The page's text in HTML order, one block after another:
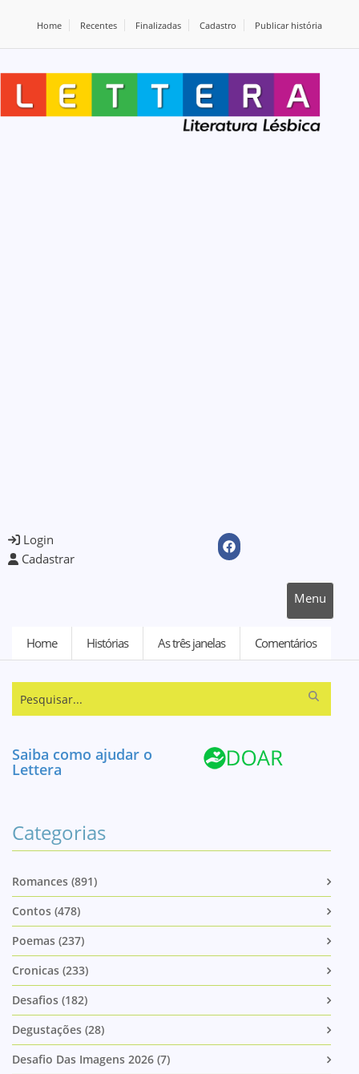
Home Recentes Finalizadas Cadastro Publicar história
Login
Cadastrar
Menu
Home Histórias As três janelas Comentários
Saiba como ajudar o
Lettera
Categorias
Romances (891)
Contos (478)
Poemas (237)
Cronicas (233)
Desafios (182)
Degustações (28)
Desafio Das Imagens 2026 (7)